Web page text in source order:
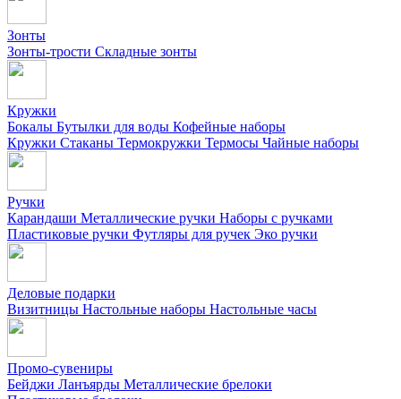
Зонты
Зонты-трости Складные зонты
Кружки
Бокалы Бутылки для воды Кофейные наборы
Кружки Стаканы Термокружки Термосы Чайные наборы
Ручки
Карандаши Металлические ручки Наборы с ручками
Пластиковые ручки Футляры для ручек Эко ручки
Деловые подарки
Визитницы Настольные наборы Настольные часы
Промо-сувениры
Бейджи Ланъярды Металлические брелоки